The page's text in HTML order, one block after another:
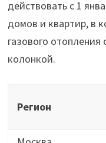
действовать с 1
домов и квартир, в
газового отопления
колонкой.
Регион